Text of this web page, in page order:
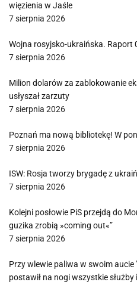
więzienia w Jaśle
7 sierpnia 2026
Wojna rosyjsko-ukraińska. Raport
7 sierpnia 2026
Milion dolarów za zablokowanie
usłyszał zarzuty
7 sierpnia 2026
Poznań ma nową bibliotekę! W
7 sierpnia 2026
ISW: Rosja tworzy brygadę z
7 sierpnia 2026
Kolejni posłowie PiS przejdą do
guzika zrobią »coming out«”
7 sierpnia 2026
Przy wlewie paliwa w swoim aucie
postawił na nogi wszystkie